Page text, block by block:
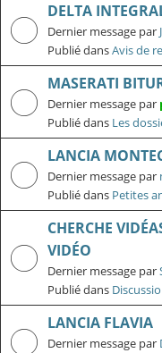
DELTA
Dernier message par
Publié dansAvis de
MASERATI
Dernier message par
Publié dans Les
LANCIA
Dernier message par
Publié dans Petites
CHERCHE
VIDÉO
Dernier message par
Publié dans
LANCIA FLAVIA
Dernier message par